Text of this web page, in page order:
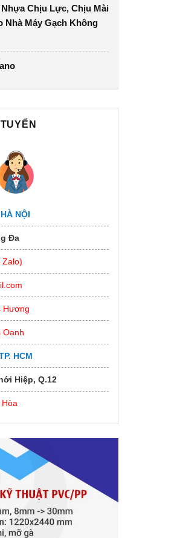
Nhựa Chịu Lực, Chịu Mài
Nhà Máy Gạch Không
HÀ NỘI
Đa
Zalo)
Hương
Oanh
HCM
Hiệp, Q.12